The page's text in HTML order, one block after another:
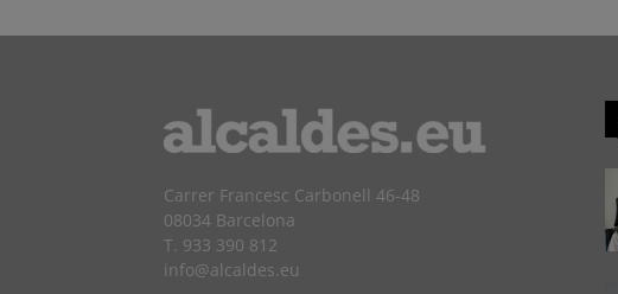
Carrer Francesc Carbonell 46-48
08034 Barcelona
T. 933 390 812
info@alcaldes.eu